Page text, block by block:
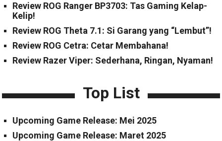
Review ROG Ranger BP3703: Tas Gaming Kelap-
Kelip!
Review ROG Theta 7.1: Si Garang yang “Lembut”!
Review ROG Cetra: Cetar Membahana!
Review Razer Viper: Sederhana, Ringan, Nyaman!
Top List
Upcoming Game Release: Mei 2025
Upcoming Game Release: Maret 2025